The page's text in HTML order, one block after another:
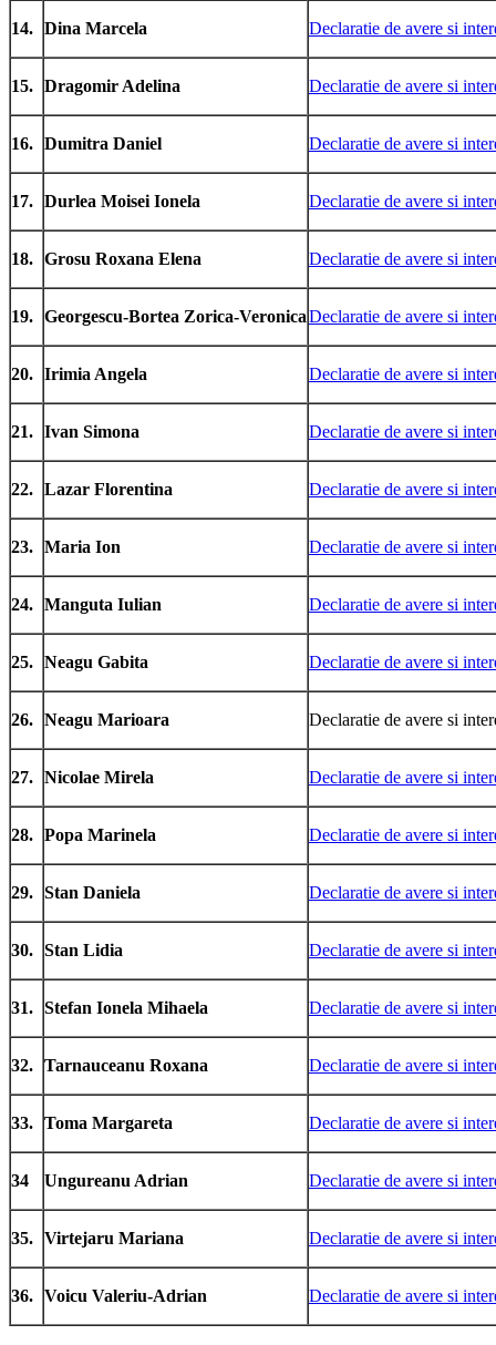
14. Dina Marcela Declaratie de avere si
15. Dragomir Adelina Declaratie de avere si
16. Dumitra Daniel Declaratie de avere si
17. Durlea Moisei Ionela Declaratie de avere si
18. Grosu Roxana Elena Declaratie de avere si
19. Georgescu-Bortea Zorica-VeronicaDeclaratie de avere si
20. Irimia Angela Declaratie de avere si
21. Ivan Simona Declaratie de avere si
22. Lazar Florentina Declaratie de avere si
23. Maria Ion Declaratie de avere si
24. Manguta Iulian Declaratie de avere si
25. Neagu Gabita Declaratie de avere si
26. Neagu Marioara Declaratie de avere si
27. Nicolae Mirela Declaratie de avere si
28. Popa Marinela Declaratie de avere si
29. Stan Daniela Declaratie de avere si
30. Stan Lidia Declaratie de avere si
31. Stefan Ionela Mihaela Declaratie de avere si
32. Tarnauceanu Roxana Declaratie de avere si
33. Toma Margareta Declaratie de avere si
34 Ungureanu Adrian Declaratie de avere si
35. Virtejaru Mariana Declaratie de avere si
36. Voicu Valeriu-Adrian Declaratie de avere si